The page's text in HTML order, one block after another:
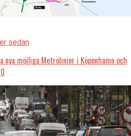
sedan
nya möjliga Metrolinjer i Köpenhamn och